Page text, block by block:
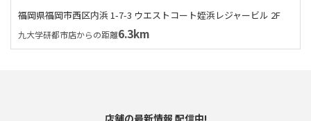
福岡県福岡市西区内浜 1-7-3 ウエストコート姪浜レジャービル 2F
九大学研都市店からの距離6.3km